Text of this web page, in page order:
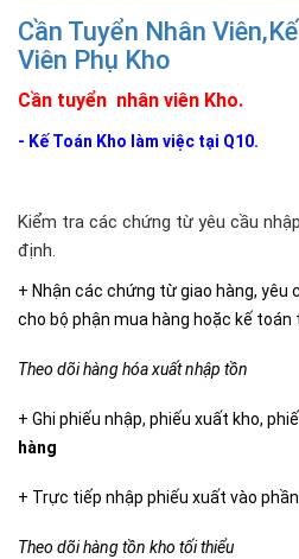
Cần Tuyển Nhân
Viên Phụ Kho
Cần tuyển nhân viên Kho.
- Kế Toán Kho làm việc tại Q10.
Kiểm tra các chứng từ yêu cầu
định.
+ Nhận các chứng từ giao hàng, yêu
cho bộ phận mua hàng hoặc kế toán
Theo dõi hàng hóa xuất nhập tồn
+ Ghi phiếu nhập, phiếu xuất kho,
hàng
+ Trực tiếp nhập phiếu xuất vào
Theo dõi hàng tồn kho tối thiểu